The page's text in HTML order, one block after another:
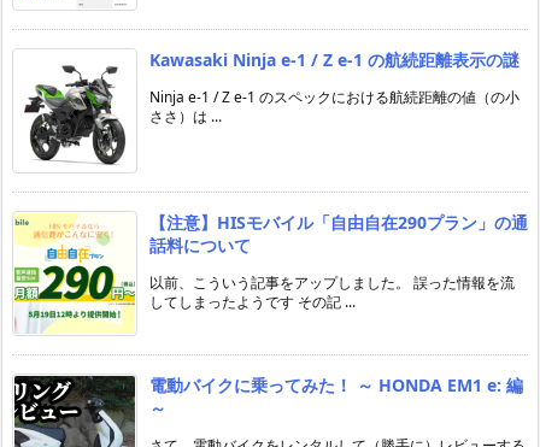
Kawasaki Ninja e-1 / Z e-1 の航続距離表示の謎
Ninja e-1 / Z e-1 のスペックにおける航続距離の値（の小
ささ）は ...
【注意】HISモバイル「自由自在290プラン」の通
話料について
以前、こういう記事をアップしました。 誤った情報を流
してしまったようです その記 ...
電動バイクに乗ってみた！ ～ HONDA EM1 e: 編
～